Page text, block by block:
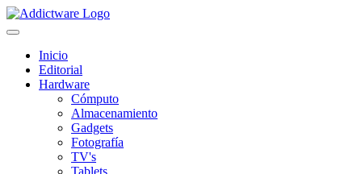
Inicio
Editorial
Hardware
Cómputo
Almacenamiento
Gadgets
Fotografía
TV's
Tablets